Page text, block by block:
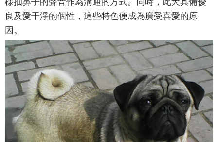
樣抽鼻子的聲音作為溝通的方式。同時，此犬具備優
良及愛干淨的個性，這些特色便成為廣受喜愛的原
因。